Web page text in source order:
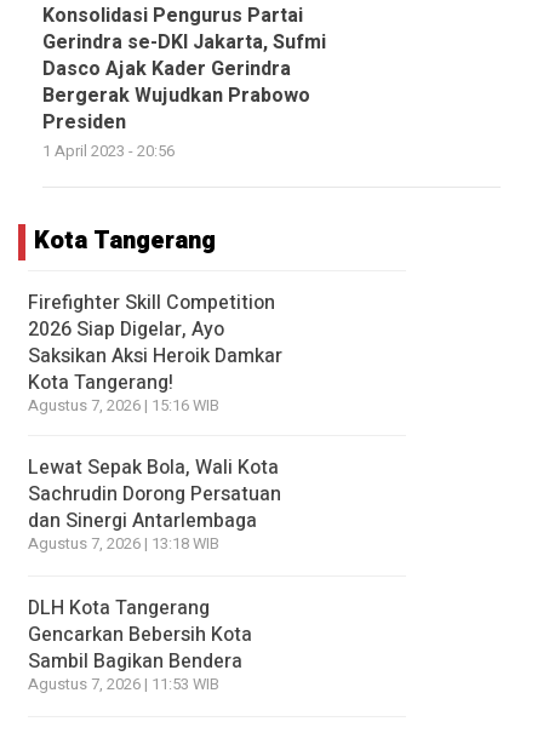
Konsolidasi Pengurus Partai
Gerindra se-DKI Jakarta, Sufmi
Dasco Ajak Kader Gerindra
Bergerak Wujudkan Prabowo
Presiden
1 April 2023 - 20:56
Kota Tangerang
Firefighter Skill Competition
2026 Siap Digelar, Ayo
Saksikan Aksi Heroik Damkar
Kota Tangerang!
Agustus 7, 2026 | 15:16 WIB
Lewat Sepak Bola, Wali Kota
Sachrudin Dorong Persatuan
dan Sinergi Antarlembaga
Agustus 7, 2026 | 13:18 WIB
DLH Kota Tangerang
Gencarkan Bebersih Kota
Sambil Bagikan Bendera
Agustus 7, 2026 | 11:53 WIB